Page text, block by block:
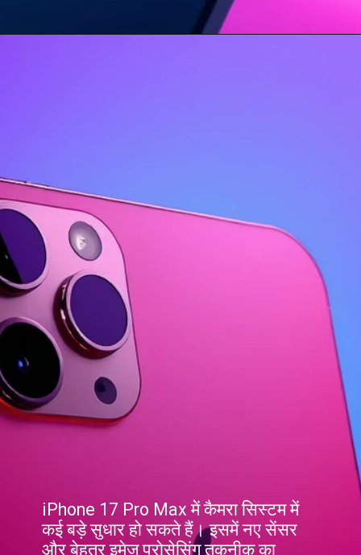
iPhone 17 Pro Max में कैमरा सिस्टम में
कई बड़े सुधार हो सकते हैं। इसमें नए सेंसर
और बेहतर इमेज प्रोसेसिंग तकनीक का